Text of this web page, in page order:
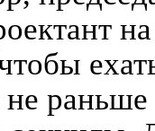
раньше